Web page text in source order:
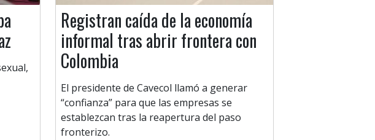
Registran caída de la economía
informal tras abrir frontera con
Colombia
El presidente de Cavecol llamó a generar
“confianza” para que las empresas se
establezcan tras la reapertura del paso
fronterizo.